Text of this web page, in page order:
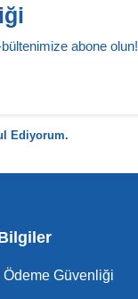
abone olun!
Ediyorum.
Güvenliği